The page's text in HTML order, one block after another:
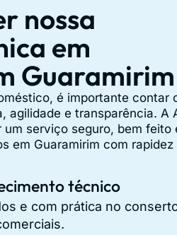
nossa
em
Guaramirim
é importante contar
agilidade e transparência. A
serviço seguro, bem feito
em Guaramirim com
técnico
e com prática no